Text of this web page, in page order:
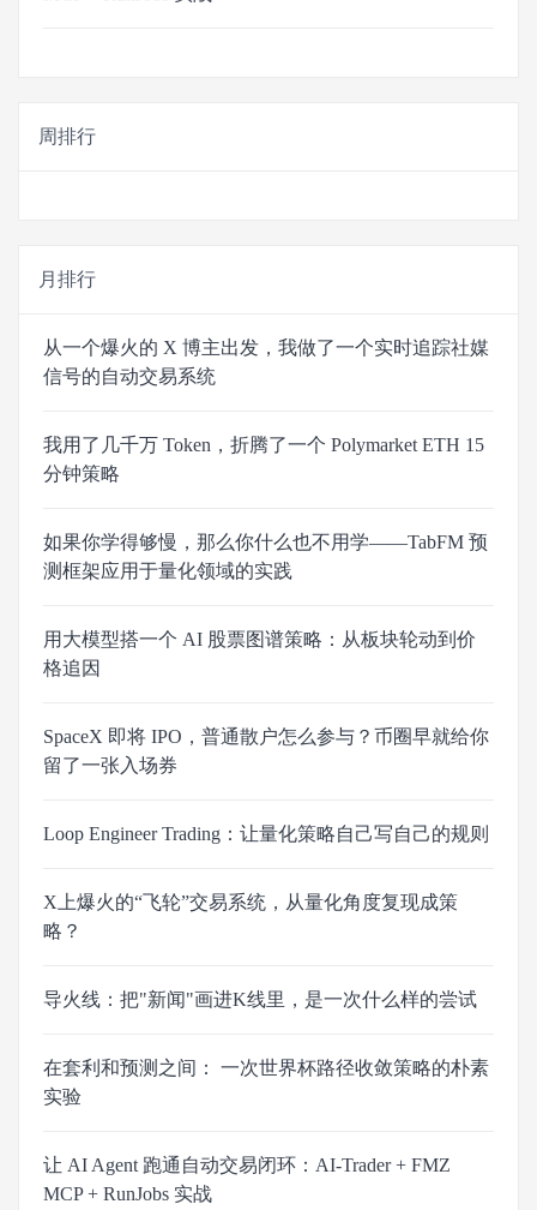
周排行
月排行
从一个爆火的 X 博主出发，我做了一个实时追踪社媒
信号的自动交易系统
我用了几千万 Token，折腾了一个 Polymarket ETH 15
分钟策略
如果你学得够慢，那么你什么也不用学——TabFM 预
测框架应用于量化领域的实践
用大模型搭一个 AI 股票图谱策略：从板块轮动到价
格追因
SpaceX 即将 IPO，普通散户怎么参与？币圈早就给你
留了一张入场券
Loop Engineer Trading：让量化策略自己写自己的规则
X上爆火的“飞轮”交易系统，从量化角度复现成策
略？
导火线：把"新闻"画进K线里，是一次什么样的尝试
在套利和预测之间： 一次世界杯路径收敛策略的朴素
实验
让 AI Agent 跑通自动交易闭环：AI-Trader + FMZ
MCP + RunJobs 实战